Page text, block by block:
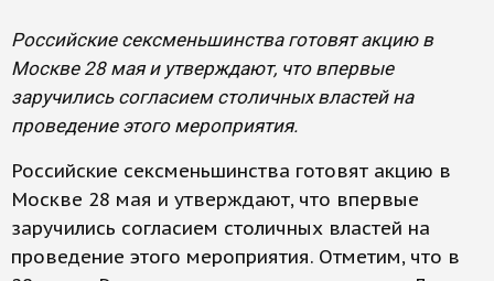
Российские сексменьшинства готовят акцию в
Москве 28 мая и утверждают, что впервые
заручились согласием столичных властей на
проведение этого мероприятия.
Российские сексменьшинства готовят акцию в
Москве 28 мая и утверждают, что впервые
заручились согласием столичных властей на
проведение этого мероприятия. Отметим, что в